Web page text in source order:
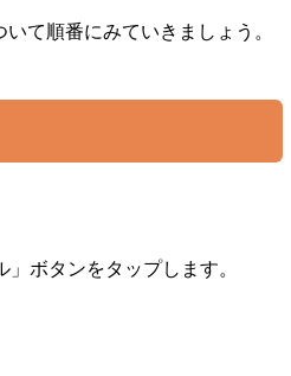
て順番にみていきましょう。
ボタンをタップします。